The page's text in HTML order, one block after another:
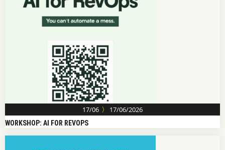
17/06 〉 17/06/2026
WORKSHOP: AI FOR REVOPS